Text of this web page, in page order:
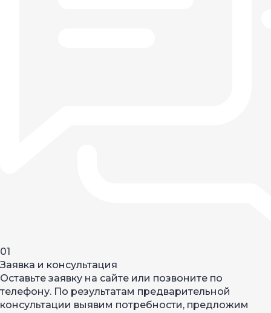
01
Заявка и консультация
Оставьте заявку на сайте или позвоните по
телефону. По результатам предварительной
консультации выявим потребности, предложим